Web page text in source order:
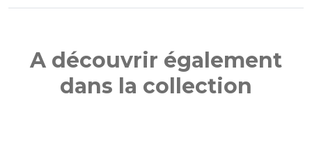
A découvrir également
dans la collection